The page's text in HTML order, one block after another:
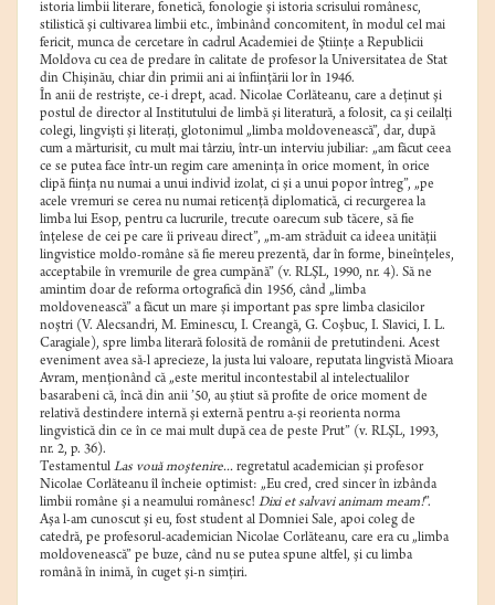
istoria limbii literare, fonetică, fonologie şi istoria scrisului românesc,
stilistică şi cultivarea limbii etc., îmbinând concomitent, în modul cel mai
fericit, munca de cercetare în cadrul Academiei de Ştiinţe a Republicii
Moldova cu cea de predare în calitate de profesor la Universitatea de Stat
din Chişinău, chiar din primii ani ai înfiinţării lor în 1946.
În anii de restrişte, ce-i drept, acad. Nicolae Corlăteanu, care a deţinut şi
postul de director al Institutului de limbă şi literatură, a folosit, ca şi ceilalţi
colegi, lingvişti şi literaţi, glotonimul „limba moldovenească”, dar, după
cum a mărturisit, cu mult mai târziu, într-un interviu jubiliar: „am făcut ceea
ce se putea face într-un regim care ameninţa în orice moment, în orice
clipă fiinţa nu numai a unui individ izolat, ci şi a unui popor întreg”, „pe
acele vremuri se cerea nu numai reticenţă diplomatică, ci recurgerea la
limba lui Esop, pentru ca lucrurile, trecute oarecum sub tăcere, să fie
înţelese de cei pe care îi priveau direct”, „m-am străduit ca ideea unităţii
lingvistice moldo-române să fie mereu prezentă, dar în forme, bineînţeles,
acceptabile în vremurile de grea cumpănă” (v. RLŞL, 1990, nr. 4). Să ne
amintim doar de reforma ortografică din 1956, când „limba
moldovenească” a făcut un mare şi important pas spre limba clasicilor
noştri (V. Alecsandri, M. Eminescu, I. Creangă, G. Coşbuc, I. Slavici, I. L.
Caragiale), spre limba literară folosită de românii de pretutindeni. Acest
eveniment avea să-l aprecieze, la justa lui valoare, reputata lingvistă Mioara
Avram, menţionând că „este meritul incontestabil al intelectualilor
basarabeni că, încă din anii ’50, au ştiut să profite de orice moment de
relativă destindere internă şi externă pentru a-şi reorienta norma
lingvistică din ce în ce mai mult după cea de peste Prut” (v. RLŞL, 1993,
nr. 2, p. 36).
Testamentul Las vouă moştenire... regretatul academician şi profesor
Nicolae Corlăteanu îl încheie optimist: „Eu cred, cred sincer în izbânda
limbii române şi a neamului românesc! Dixi et salvavi animam meam!”.
Aşa l-am cunoscut şi eu, fost student al Domniei Sale, apoi coleg de
catedră, pe profesorul-academician Nicolae Corlăteanu, care era cu „limba
moldovenească” pe buze, când nu se putea spune altfel, şi cu limba
română în inimă, în cuget şi-n simţiri.